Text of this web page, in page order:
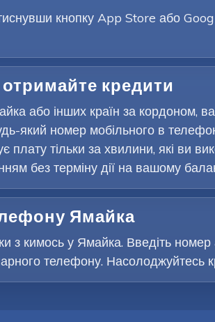
кнопку App Store або
кредити
або інших країн за кордоном,
який номер мобільного в
плату тільки за хвилини, які ви
без терміну дії на вашому
Ямайка
з кимось у Ямайка. Введіть
телефону. Насолоджуйтесь